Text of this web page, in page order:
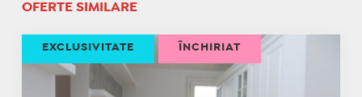
OFERTE SIMILARE
EXCLUSIVITATE ÎNCHIRIAT